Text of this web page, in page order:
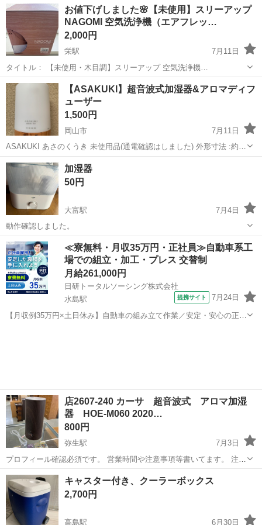
コロンとしたドロップ型（しずく型）の可愛いデザインで、不動の人
岡山 倉敷市 栄駅 季節、空調家電
お値下げしました🌸【未使用】スリーアップ
NAGOMI 空気洗浄機（エアフレッ…
2,000円
栄駅
7月11日
タイトル： 【未使用・木目調】スリーアップ 空気洗浄機
NAGOMI（エアフレッシュナーボール） 商品説明： ご覧いただきあり
がとうございます。 丸いおしゃれなフォルムと、温かみのある木目調
デザイン（ナチュラ...
岡山 倉敷市 季節、空調家電
【ASAKUKI】超音波式加湿器&アロマディフ
ューザー
1,500円
岡山市
7月11日
ASAKUKI あさのくうき 未使用品(通電確認はしました) 外形寸法 :約
110x110x149mm 質量 :約315g ケーブルの長さ :150cm タンク容
量 :300ml LEDライト :明...
岡山 岡山市 季節、空調家電
加湿器
50円
大富駅
7月4日
動作確認しました。
岡山 瀬戸内市 大富駅 季節、空調家電
≪寮無料・月収35万円・正社員≫自動車系工
場での組立・加工・プレス 交替制
月給261,000円
日研トータルソーシング株式会社
水島駅
提携サイト 7月24日
【月収例35万円×土日休み】自動車の組み立て作業／安定・安心の正社
店2607-240 カーサ 超音波式 アロマ加湿
器 HOE-M060 2020…
800円
弥生駅
7月3日
プロフィール確認必須です。 営業時間や注意事項等書いてます。 注意
⚠️ 当店はリサイクルショップの為、原則として 返品・交換や修理等の
対応は致しかねます。 家電等に関しましては、ご購入から３日以内に
商品の不...
岡山 倉敷市 弥生駅 季節、空調家電 HOE
キャスター付き、クーラーボックス
2,700円
高島駅 6月30日